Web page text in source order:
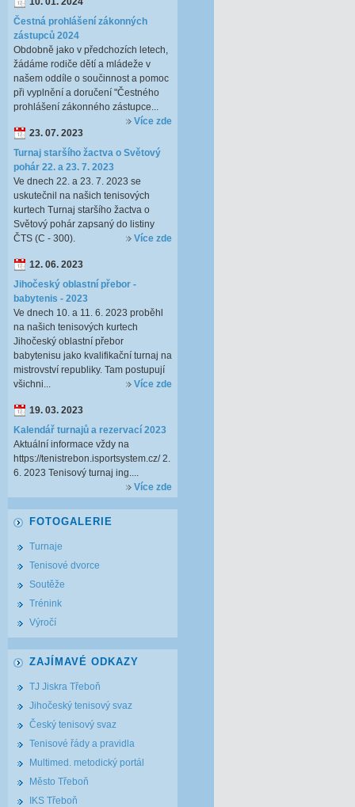
Čestná prohlášení zákonných
zástupců 2024
Obdobně jako v předchozích letech,
žádáme rodiče dětí a mládeže v
našem oddíle o součinnost a pomoc
při vyplnění a doručení "Čestného
prohlášení zákonného zástupce...
Více zde
23. 07. 2023
Turnaj staršího žactva o Světový
pohár 22. a 23. 7. 2023
Ve dnech 22. a 23. 7. 2023 se
uskutečnil na našich tenisových
kurtech Turnaj staršího žactva o
Světový pohár zapsaný do listiny
ČTS (C - 300).
Více zde
12. 06. 2023
Jihočeský oblastní přebor -
babytenis - 2023
Ve dnech 10. a 11. 6. 2023 proběhl
na našich tenisových kurtech
Jihočeský oblastní přebor
babytenisu jako kvalifikační turnaj na
mistrovství republiky. Tam postupují
všichni...
Více zde
19. 03. 2023
Kalendář turnajů a rezervací 2023
Aktuální informace vždy na
https://tenistrebon.isportsystem.cz/ 2.
6. 2023 Tenisový turnaj ing....
Více zde
FOTOGALERIE
Turnaje
Tenisové dvorce
Soutěže
Trénink
Výročí
ZAJÍMAVÉ ODKAZY
TJ Jiskra Třeboň
Jihočeský tenisový svaz
Český tenisový svaz
Tenisové řády a pravidla
Multimed. metodický portál
Město Třeboň
IKS Třeboň